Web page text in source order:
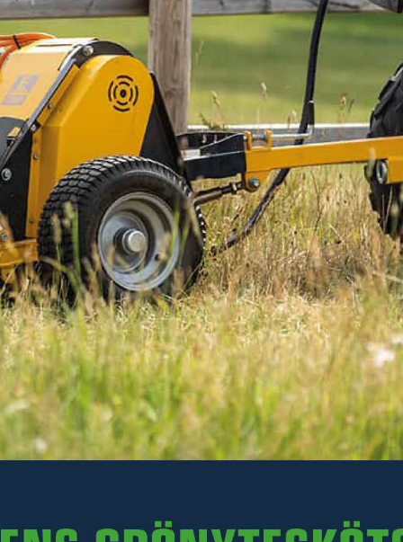
SVART - VALFRI LÄNGD
Svart vindnät som skyddar dina djur från vind och
nederbörd. Pris per meter.
Läs mer
99 kr
Inkl. moms
I lager
- +
LÄGG I VARUKORGEN